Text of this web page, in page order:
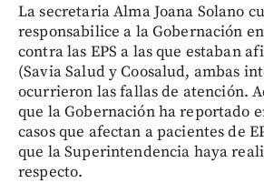
La secretaria Alma Joana Solano
responsabilice a la Gobernación
contra las EPS a las que estaban
(Savia Salud y Coosalud, ambas
ocurrieron las fallas de atención.
que la Gobernación ha reportado
casos que afectan a pacientes de
que la Superintendencia haya
respecto.